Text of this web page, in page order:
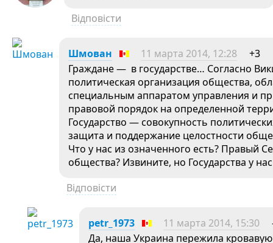
Відповісти
Шмован 11 марта 2014, 12:28
+3
Граждане — в государстве… Согласно
политическая организация общества,
специальным аппаратом управления и
правовой порядок на определенной
Государство — совокупность
защита и поддержание целостности
Что у нас из означенного есть? Правый
общества? Извините, но Государства у
Відповісти
petr_1973 11 марта 2014, 15:30
Да, наша Украина пережила